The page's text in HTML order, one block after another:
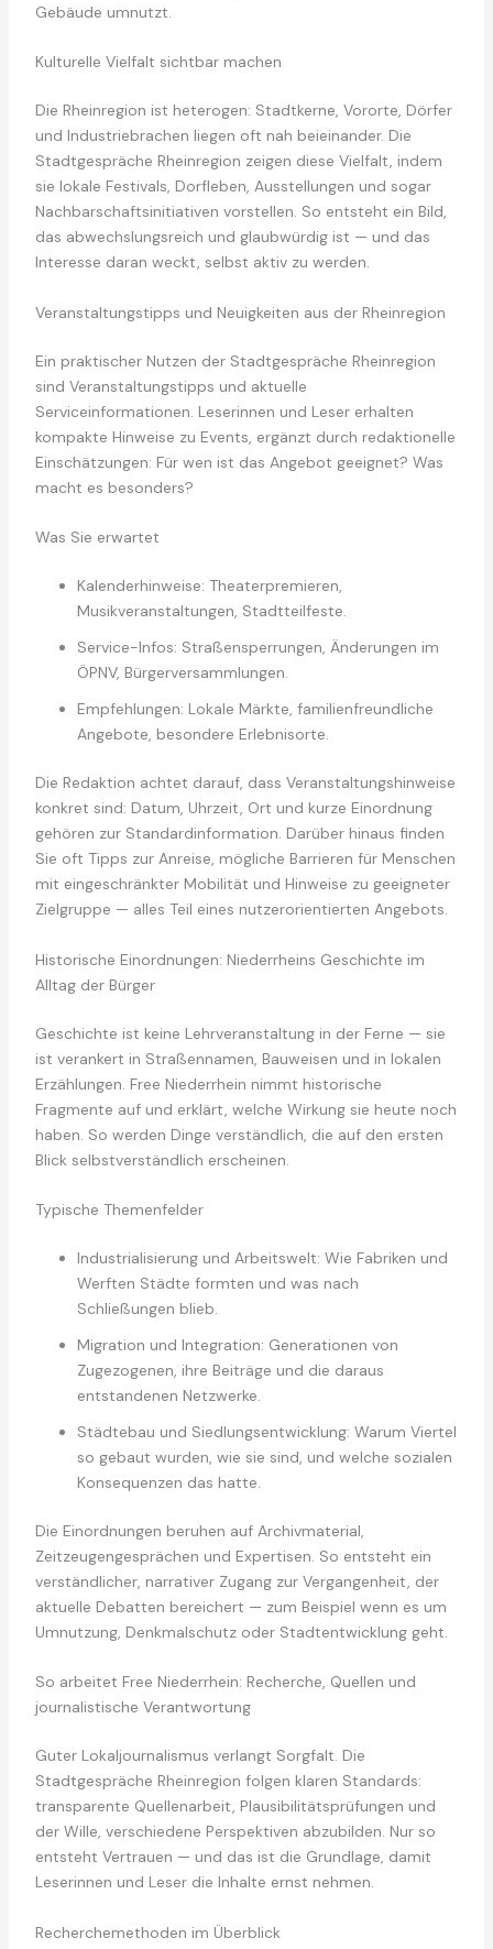
Gebäude umnutzt.
Kulturelle Vielfalt sichtbar machen
Die Rheinregion ist heterogen: Stadtkerne, Vororte, Dörfer
und Industriebrachen liegen oft nah beieinander. Die
Stadtgespräche Rheinregion zeigen diese Vielfalt, indem
sie lokale Festivals, Dorfleben, Ausstellungen und sogar
Nachbarschaftsinitiativen vorstellen. So entsteht ein Bild,
das abwechslungsreich und glaubwürdig ist — und das
Interesse daran weckt, selbst aktiv zu werden.
Veranstaltungstipps und Neuigkeiten aus der Rheinregion
Ein praktischer Nutzen der Stadtgespräche Rheinregion
sind Veranstaltungstipps und aktuelle
Serviceinformationen. Leserinnen und Leser erhalten
kompakte Hinweise zu Events, ergänzt durch redaktionelle
Einschätzungen: Für wen ist das Angebot geeignet? Was
macht es besonders?
Was Sie erwartet
Kalenderhinweise: Theaterpremieren,
Musikveranstaltungen, Stadtteilfeste.
Service-Infos: Straßensperrungen, Änderungen im
ÖPNV, Bürgerversammlungen.
Empfehlungen: Lokale Märkte, familienfreundliche
Angebote, besondere Erlebnisorte.
Die Redaktion achtet darauf, dass Veranstaltungshinweise
konkret sind: Datum, Uhrzeit, Ort und kurze Einordnung
gehören zur Standardinformation. Darüber hinaus finden
Sie oft Tipps zur Anreise, mögliche Barrieren für Menschen
mit eingeschränkter Mobilität und Hinweise zu geeigneter
Zielgruppe — alles Teil eines nutzerorientierten Angebots.
Historische Einordnungen: Niederrheins Geschichte im
Alltag der Bürger
Geschichte ist keine Lehrveranstaltung in der Ferne — sie
ist verankert in Straßennamen, Bauweisen und in lokalen
Erzählungen. Free Niederrhein nimmt historische
Fragmente auf und erklärt, welche Wirkung sie heute noch
haben. So werden Dinge verständlich, die auf den ersten
Blick selbstverständlich erscheinen.
Typische Themenfelder
Industrialisierung und Arbeitswelt: Wie Fabriken und
Werften Städte formten und was nach
Schließungen blieb.
Migration und Integration: Generationen von
Zugezogenen, ihre Beiträge und die daraus
entstandenen Netzwerke.
Städtebau und Siedlungsentwicklung: Warum Viertel
so gebaut wurden, wie sie sind, und welche sozialen
Konsequenzen das hatte.
Die Einordnungen beruhen auf Archivmaterial,
Zeitzeugengesprächen und Expertisen. So entsteht ein
verständlicher, narrativer Zugang zur Vergangenheit, der
aktuelle Debatten bereichert — zum Beispiel wenn es um
Umnutzung, Denkmalschutz oder Stadtentwicklung geht.
So arbeitet Free Niederrhein: Recherche, Quellen und
journalistische Verantwortung
Guter Lokaljournalismus verlangt Sorgfalt. Die
Stadtgespräche Rheinregion folgen klaren Standards:
transparente Quellenarbeit, Plausibilitätsprüfungen und
der Wille, verschiedene Perspektiven abzubilden. Nur so
entsteht Vertrauen — und das ist die Grundlage, damit
Leserinnen und Leser die Inhalte ernst nehmen.
Recherchemethoden im Überblick